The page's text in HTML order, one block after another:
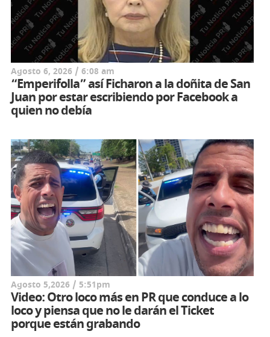
Agosto 6, 2026 / 6:08 am
“Emperifolla” así Ficharon a la doñita de San
Juan por estar escribiendo por Facebook a
quien no debía
Agosto 5,2026 / 5:51pm
Video: Otro loco más en PR que conduce a lo
loco y piensa que no le darán el Ticket
porque están grabando